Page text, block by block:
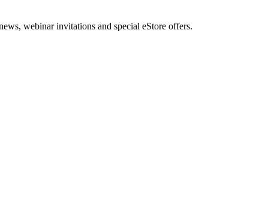
webinar invitations and special eStore offers.